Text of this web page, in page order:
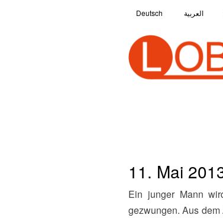
Deutsch العربية
11. Mai
Ein junger Mann wird auf dem Weg nach Hause von einem Auto ausgebremst und zum Anhalten mit seinem Fahrrad
gezwungen. Aus